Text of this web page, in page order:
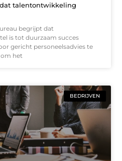
talentontwikkeling
begrijpt dat
is tot duurzaam succes
gericht personeelsadvies te
het
BEDRIJVEN